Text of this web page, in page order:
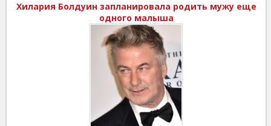
Хилария Болдуин запланировала родить мужу еще
одного малыша